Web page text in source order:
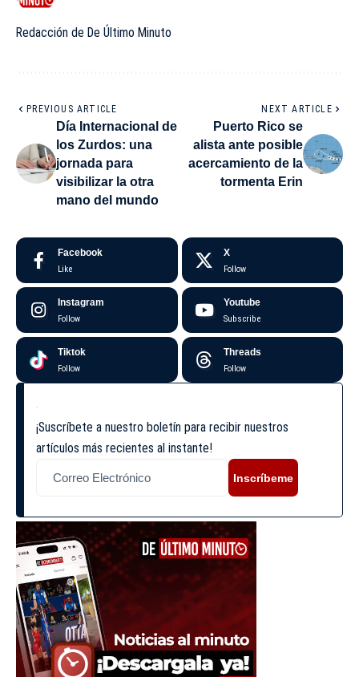
Redacción de De Último Minuto
PREVIOUS ARTICLE
Día Internacional de
los Zurdos: una
jornada para
visibilizar la otra
mano del mundo
NEXT ARTICLE
Puerto Rico se
alista ante posible
acercamiento de la
tormenta Erin
Facebook
Like
X
Follow
Instagram
Follow
Youtube
Subscribe
Tiktok
Follow
Threads
Follow
¡Suscríbete a nuestro boletín para recibir nuestros
artículos más recientes al instante!
Inscríbeme